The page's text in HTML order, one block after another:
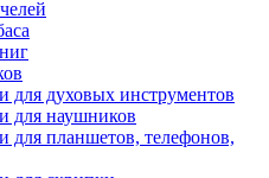
для духовых инструментов
для наушников
для планшетов, телефонов,